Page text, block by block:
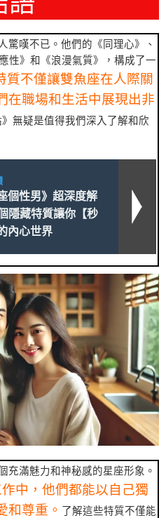
驚嘆不已。他們的《同理心》、
性》和《浪漫氣質》，構成了一
質不僅讓雙魚座在人際關
在職場和生活中展現出非
》無疑是值得我們深入了解和欣
個性男》超深度解
隱藏特質讓你【秒
內心世界
充滿魅力和神秘感的星座形象。
中，他們都能以自己獨
和尊重。 了解這些特質不僅能